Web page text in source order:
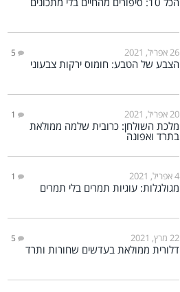
26 אפריל, 2021 5
הצבע של הטבע: חומוס ירקות צבעוני
20 אפריל, 2021 1
מלכת השולחן: כרובית שלמה ממולאת
בתרד ואפונה
4 אפריל, 2021 1
מגולגלות: עוגיות תמרים בלי תמרים
22 מרץ, 2021 5
דלורית ממולאת בעדשים שחורות ותרד